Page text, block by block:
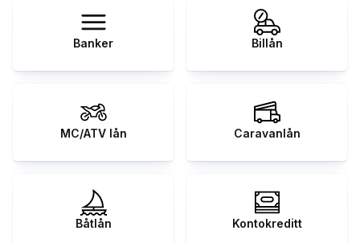
Banker Billån
MC/ATV lån Caravanlån
Båtlån Kontokreditt